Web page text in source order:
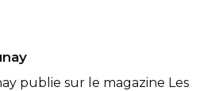
publie sur le magazine Les